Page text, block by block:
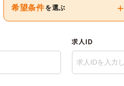
希望条件 を選ぶ +
求人ID